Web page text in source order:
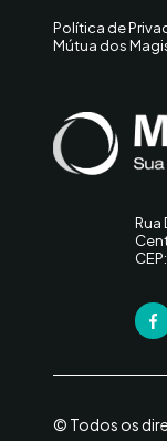
Política de
Mútua dos
Rua
© Todos os